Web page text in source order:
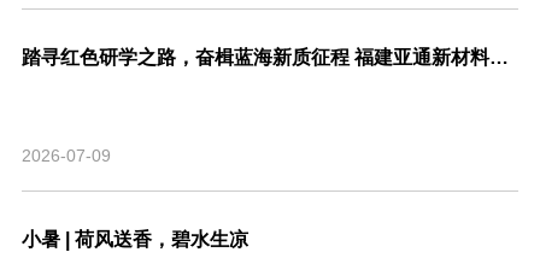
踏寻红色研学之路，奋楫蓝海新质征程 福建亚通新材料科技股份有限公司党支部联合福建省渔业行业协会党支部开展主题共建活动
2026-07-09
小暑 | 荷风送香，碧水生凉